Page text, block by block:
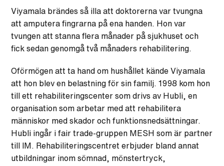
Viyamala brändes så illa att doktorerna var tvungna
att amputera fingrarna på ena handen. Hon var
tvungen att stanna flera månader på sjukhuset och
fick sedan genomgå två månaders rehabilitering.
Oförmögen att ta hand om hushållet kände Viyamala
att hon blev en belastning för sin familj. 1998 kom hon
till ett rehabiliteringscenter som drivs av Hubli, en
organisation som arbetar med att rehabilitera
människor med skador och funktionsnedsättningar.
Hubli ingår i fair trade-gruppen MESH som är partner
till IM. Rehabiliteringscentret erbjuder bland annat
utbildningar inom sömnad, mönstertryck,